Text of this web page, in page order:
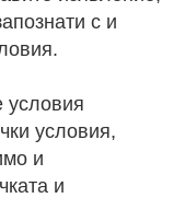
с и
условия
условия,
и
и